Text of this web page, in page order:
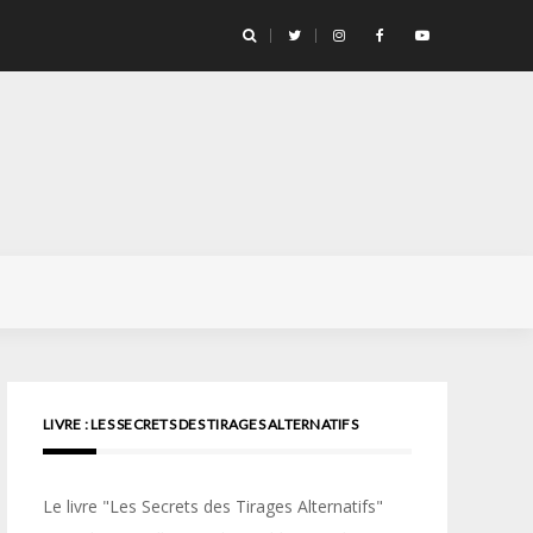
LIVRE : LES SECRETS DES TIRAGES ALTERNATIFS
Le livre "Les Secrets des Tirages Alternatifs"